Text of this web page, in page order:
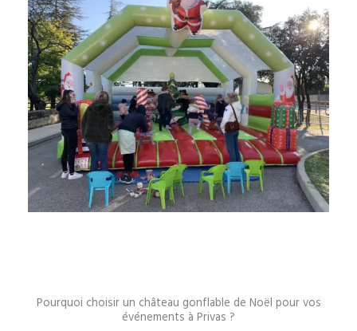
Pourquoi choisir un château gonflable de Noël pour vos
événements à Privas ?